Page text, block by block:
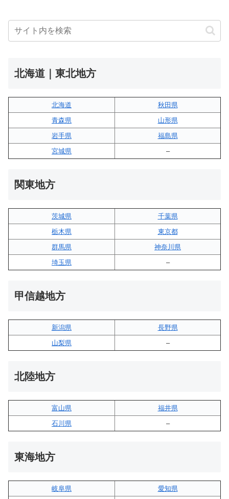
北海道｜東北地方
北海道
秋田県
青森県
山形県
岩手県
福島県
宮城県
–
関東地方
茨城県
千葉県
栃木県
東京都
群馬県
神奈川県
埼玉県
–
甲信越地方
新潟県
長野県
山梨県
–
北陸地方
富山県
福井県
石川県
–
東海地方
岐阜県
愛知県